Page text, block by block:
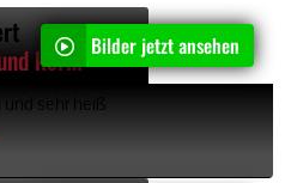
oder? "
Bilder jetzt ansehen
sehr heiß